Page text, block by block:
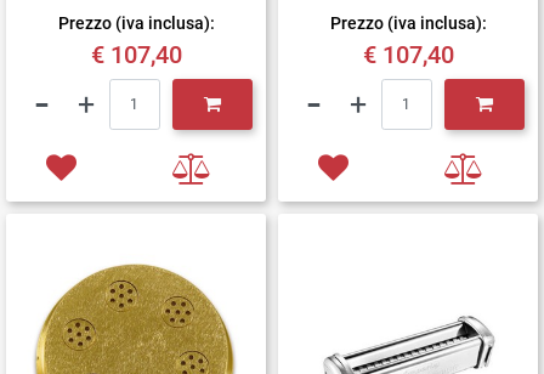
Prezzo (iva inclusa):
€ 107,40
Prezzo (iva inclusa):
€ 107,40